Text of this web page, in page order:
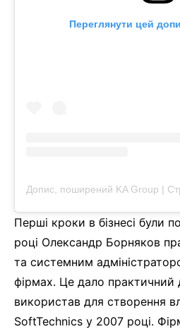
Переглянути цей
Перші кроки в бізнесі були
році Олександр Борняков
та системним
фірмах. Це дало практичний
використав для створення
SoftTechnics у 2007 році.